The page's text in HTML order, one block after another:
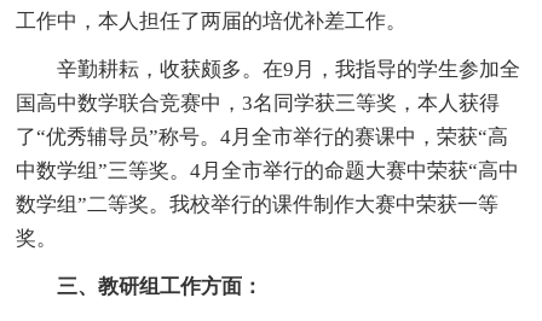
工作中，本人担任了两届的培优补差工作。
辛勤耕耘，收获颇多。在9月，我指导的学生参加全
国高中数学联合竞赛中，3名同学获三等奖，本人获得
了“优秀辅导员”称号。4月全市举行的赛课中，荣获“高
中数学组”三等奖。4月全市举行的命题大赛中荣获“高中
数学组”二等奖。我校举行的课件制作大赛中荣获一等
奖。
三、教研组工作方面：